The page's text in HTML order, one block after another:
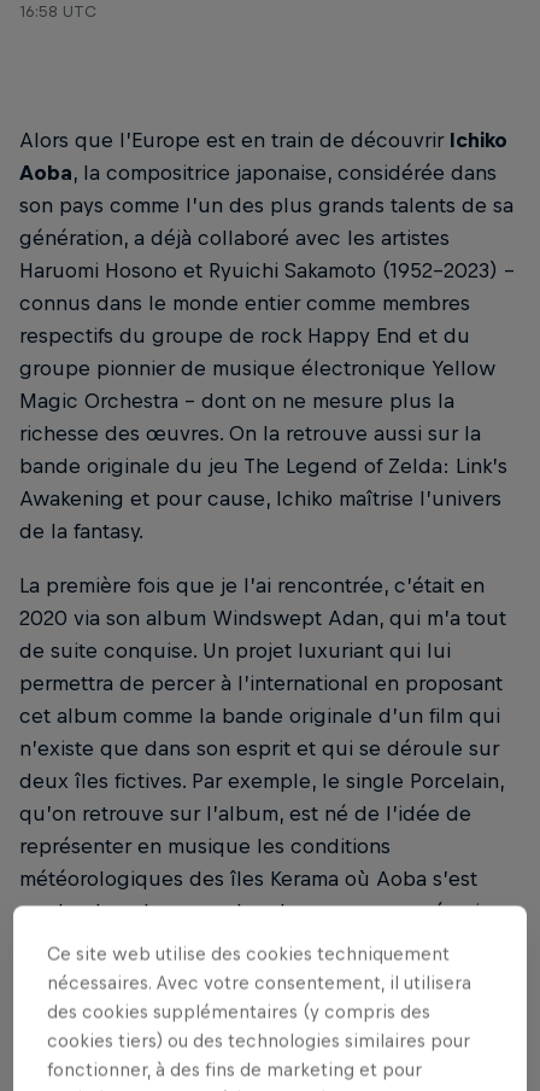
16:58 UTC
Alors que l’Europe est en train de découvrir Ichiko
Aoba, la compositrice japonaise, considérée dans
son pays comme l’un des plus grands talents de sa
génération, a déjà collaboré avec les artistes
Haruomi Hosono et Ryuichi Sakamoto (1952-2023) –
connus dans le monde entier comme membres
respectifs du groupe de rock Happy End et du
groupe pionnier de musique électronique Yellow
Magic Orchestra – dont on ne mesure plus la
richesse des œuvres. On la retrouve aussi sur la
bande originale du jeu The Legend of Zelda: Link’s
Awakening et pour cause, Ichiko maîtrise l’univers
de la fantasy.
La première fois que je l’ai rencontrée, c’était en
2020 via son album Windswept Adan, qui m’a tout
de suite conquise. Un projet luxuriant qui lui
permettra de percer à l’international en proposant
cet album comme la bande originale d’un film qui
n’existe que dans son esprit et qui se déroule sur
deux îles fictives. Par exemple, le single Porcelain,
qu’on retrouve sur l’album, est né de l’idée de
représenter en musique les conditions
météorologiques des îles Kerama où Aoba s’est
rendue lors de ses recherches pour son scénario
(en collaboration avec le producteur et
compositeur Taro Umebayashi).
Plus d'actualités musique :
Ce site web utilise des cookies techniquement
nécessaires. Avec votre consentement, il utilisera
des cookies supplémentaires (y compris des
cookies tiers) ou des technologies similaires pour
fonctionner, à des fins de marketing et pour